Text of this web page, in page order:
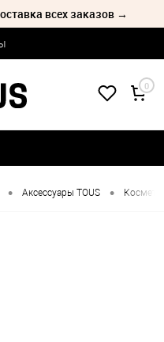
всех заказов →
0
• Аксессуары TOUS •